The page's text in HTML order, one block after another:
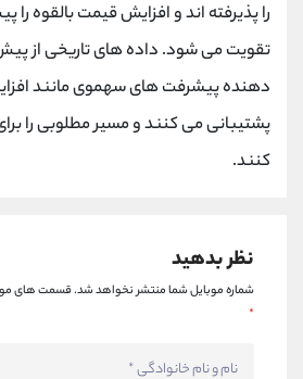
را پذیرفته اند و افزایش قیمت بالقوه
تقویت می شود. داده های تاریخی از
دهنده پیشرفت های سهموی مانند
پشتیبانی می کنند و مسیر مطلوبی را
کنند.
نظر بدهید
شماره موبایل شما منتشر نخواهد شد.قسمت های
*